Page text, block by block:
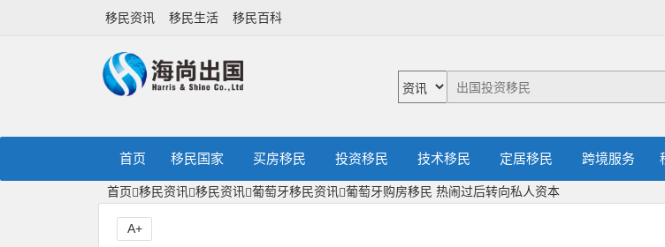
移民资讯 移民生活 移民百科
首页 移民国家 买房移民 投资移民 技术移民 定居移民 跨境服务
首页 移民资讯 移民资讯 葡萄牙移民资讯 葡萄牙购房移民 热闹过后转向私人资本
A+